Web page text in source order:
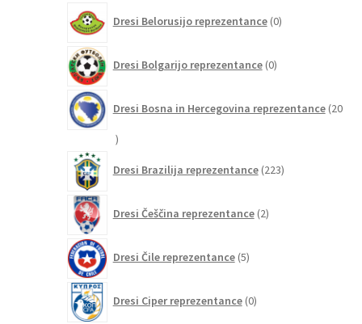
Dresi Belorusijo reprezentance 0izdelkov
Dresi Bolgarijo reprezentance 0izdelkov
Dresi Bosna in Hercegovina reprezentance 20
20
Dresi Brazilija reprezentance 223izdelkov
Dresi Češčina reprezentance 2izdelka
Dresi Čile reprezentance 5izdelkov
Dresi Ciper reprezentance 0izdelkov